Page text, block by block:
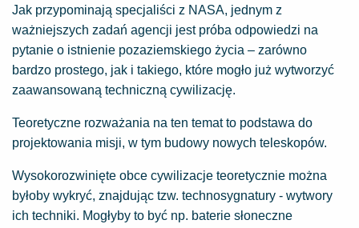
Jak przypominają specjaliści z NASA, jednym z
ważniejszych zadań agencji jest próba odpowiedzi na
pytanie o istnienie pozaziemskiego życia – zarówno
bardzo prostego, jak i takiego, które mogło już wytworzyć
zaawansowaną techniczną cywilizację.
Teoretyczne rozważania na ten temat to podstawa do
projektowania misji, w tym budowy nowych teleskopów.
Wysokorozwinięte obce cywilizacje teoretycznie można
byłoby wykryć, znajdując tzw. technosygnatury - wytwory
ich techniki. Mogłyby to być np. baterie słoneczne